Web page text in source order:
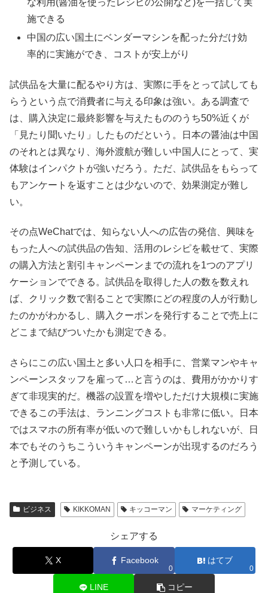
な利用(醤油を使ったレシピの公開など)を一括して実
施できる
中国の広い国土にベンダーマシンを配った分だけ効
率的に実施ができ、コストが安上がり
試供品を大量に配るやり方は、実際に手をとって試しても
らうという点で消費者に与える印象は強い。ある調査で
は、購入決定に最終影響を与えたもののうち50%近くが
「見たり聞いたり」したものだという。日本の醤油は中国
のそれとは異なり、海外渡航が難しい中国人にとって、実
体験はインパクトが強いだろう。ただ、試供品をもらって
もアンケートを返すことは少ないので、効果測定が難し
い。
その点WeChatでは、知らない人への広告の発信、興味を
もった人への試供品の告知、活用のレシピを載せて、実際
の購入方法と割引キャンペーンまでの流れを1つのアプリ
ケーションでできる。試供品を取得した人の数を数えれ
ば、クリック数で割ることで実際にどの程度の人が行動し
たのかがわかるし、購入クーポンを発行することで売上に
どこまで結びついたかも測定できる。
さらにこの広い国土と多い人口を相手に、営業マンやキャ
ンペーンスタッフを雇って…と言うのは、費用がかかりす
ぎて非現実的だ。機器の設置を増やしただけ大規模に実施
できるこの手法は、ランニングコストも非常に低い。日本
ではスマホの所有率が低いので難しいかもしれないが、日
本でもそのうちこういうキャンペーンが出現するのだろう
と予測している。
ビジネス KIKKOMAN キッコーマン マーケティング
シェアする
X Facebook
0
はてブ
0
LINE コピー